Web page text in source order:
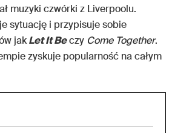
muzyki czwórki z Liverpoolu.
sytuację i przypisuje sobie
jakLet It Beczy Come Together.
zyskuje popularność na całym